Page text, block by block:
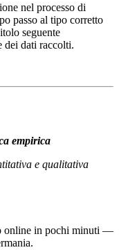
nel processo di
passo al tipo corretto
seguente
dei dati raccolti.
empirica
e qualitativa
online in pochi minuti —